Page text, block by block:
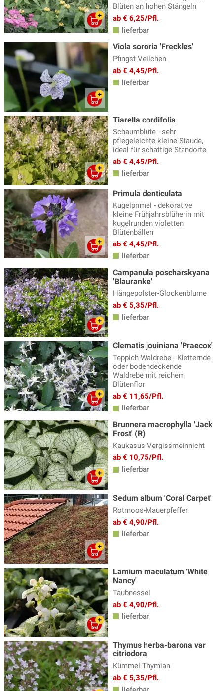
Blüten an hohen Stängeln
ab € 6,25/Pfl.
lieferbar
Viola sororia 'Freckles'
Pfingst-Veilchen
ab € 4,45/Pfl.
lieferbar
Tiarella cordifolia
Schaumblüte - sehr
pflegeleichte kleine Staude,
ideal für schattige Standorte
ab € 4,45/Pfl.
lieferbar
Primula denticulata
Kugelprimel - dekorative
kleine Frühjahrsblüherin mit
kugelrunden violetten
Blütenbällen
ab € 4,45/Pfl.
lieferbar
Campanula poscharskyana
'Blauranke'
Hängepolster-Glockenblume
ab € 5,35/Pfl.
lieferbar
Clematis jouiniana 'Praecox'
Teppich-Waldrebe - Kletternde
oder bodendeckende
Waldrebe mit reichem
Blütenflor
ab € 11,65/Pfl.
lieferbar
Brunnera macrophylla 'Jack
Frost' (R)
Kaukasus-Vergissmeinnicht
ab € 10,75/Pfl.
lieferbar
Sedum album 'Coral Carpet'
Rotmoos-Mauerpfeffer
ab € 4,90/Pfl.
lieferbar
Lamium maculatum 'White
Nancy'
Taubnessel
ab € 4,90/Pfl.
lieferbar
Thymus herba-barona var
citriodora
Kümmel-Thymian
ab € 5,35/Pfl.